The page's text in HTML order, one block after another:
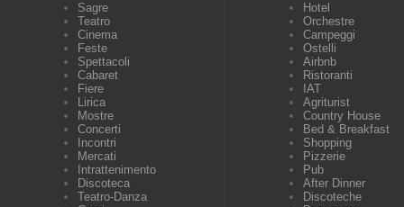
Sagre
Teatro
Cinema
Feste
Spettacoli
Cabaret
Fiere
Lirica
Mostre
Concerti
Incontri
Mercati
Intrattenimento
Discoteca
Teatro-Danza
Hotel
Orchestre
Campeggi
Ostelli
Airbnb
Ristoranti
IAT
Agriturist
Country House
Bed & Breakfast
Shopping
Pizzerie
Pub
After Dinner
Discoteche